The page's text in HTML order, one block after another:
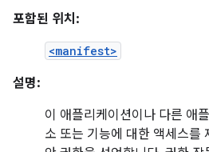
포함된 위치:
<manifest>
설명:
이 애플리케이션이나 다른 애
소 또는 기능에 대한 액세스를